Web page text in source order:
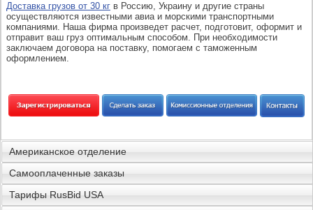
Доставка грузов от 30 кг в Россию, Украину и другие страны
осуществляются известными авиа и морскими транспортными
компаниями. Наша фирма произведет расчет, подготовит, оформит и
отправит ваш груз оптимальным способом. При необходимости
заключаем договора на поставку, помогаем с таможенным
оформлением.
Американское отделение
Самооплаченные заказы
Тарифы RusBid USA